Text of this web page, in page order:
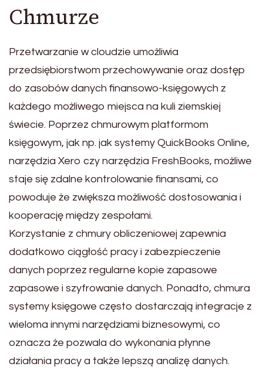
Chmurze
Przetwarzanie w cloudzie umożliwia
przedsiębiorstwom przechowywanie oraz dostęp
do zasobów danych finansowo-księgowych z
każdego możliwego miejsca na kuli ziemskiej
świecie. Poprzez chmurowym platformom
księgowym, jak np. jak systemy QuickBooks Online,
narzędzia Xero czy narzędzia FreshBooks, możliwe
staje się zdalne kontrolowanie finansami, co
powoduje że zwiększa możliwość dostosowania i
kooperację między zespołami.
Korzystanie z chmury obliczeniowej zapewnia
dodatkowo ciągłość pracy i zabezpieczenie
danych poprzez regularne kopie zapasowe
zapasowe i szyfrowanie danych. Ponadto, chmura
systemy księgowe często dostarczają integracje z
wieloma innymi narzędziami biznesowymi, co
oznacza że pozwala do wykonania płynne
działania pracy a także lepszą analizę danych.